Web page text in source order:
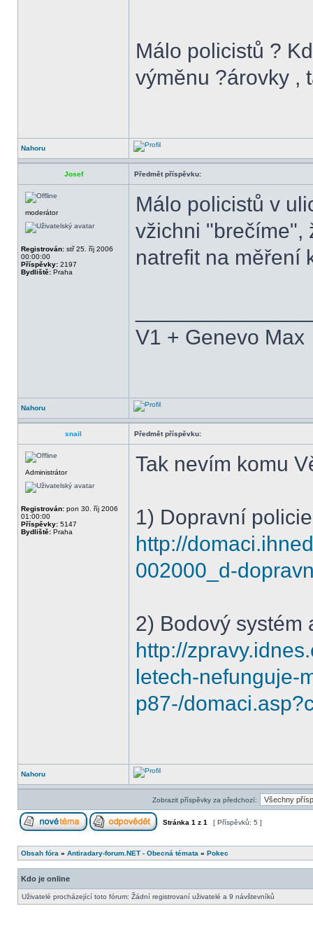
Málo policistů ?
výměnu ?árovky ,
Nahoru
Josef Předmět příspěvku:
moderátor
Registrován: stř 25. říj 2006
00:00:00
Příspěvky: 2197
Bydliště: Praha
Málo policistů v
vžichni "brečíme",
natrefit na měření
V1 + Genevo Max
Nahoru
snail Předmět příspěvku:
Administrátor
Registrován: pon 30. říj 2006
01:00:00
Příspěvky: 5147
Bydliště: Praha
Tak nevím komu
1) Dopravní
http://
002000_d-
2) Bodový systém
http://
letech-nefunguje-
p87-/
Nahoru
Zobrazit příspěvky za předchozí:
Stránka 1 z 1 [ Příspěvků: 5 ]
Obsah fóra » Antiradary-forum.NET - Obecná témata » Pokec
Kdo je online
Uživatelé procházející toto fórum: Žádní registrovaní uživatelé a 9 návštevníků